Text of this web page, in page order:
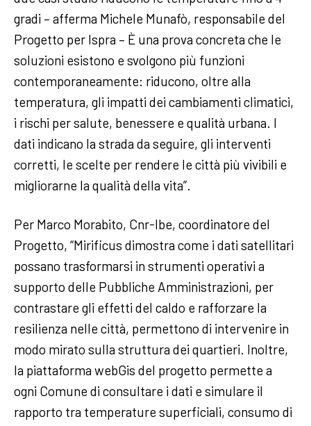
gradi – afferma Michele Munafò, responsabile del
Progetto per Ispra – È una prova concreta che le
soluzioni esistono e svolgono più funzioni
contemporaneamente: riducono, oltre alla
temperatura, gli impatti dei cambiamenti climatici,
i rischi per salute, benessere e qualità urbana. I
dati indicano la strada da seguire, gli interventi
corretti, le scelte per rendere le città più vivibili e
migliorarne la qualità della vita”.
Per Marco Morabito, Cnr-Ibe, coordinatore del
Progetto, “Mirificus dimostra come i dati satellitari
possano trasformarsi in strumenti operativi a
supporto delle Pubbliche Amministrazioni, per
contrastare gli effetti del caldo e rafforzare la
resilienza nelle città, permettono di intervenire in
modo mirato sulla struttura dei quartieri. Inoltre,
la piattaforma webGis del progetto permette a
ogni Comune di consultare i dati e simulare il
rapporto tra temperature superficiali, consumo di